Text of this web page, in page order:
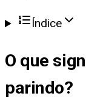
Índice
O que
parindo?